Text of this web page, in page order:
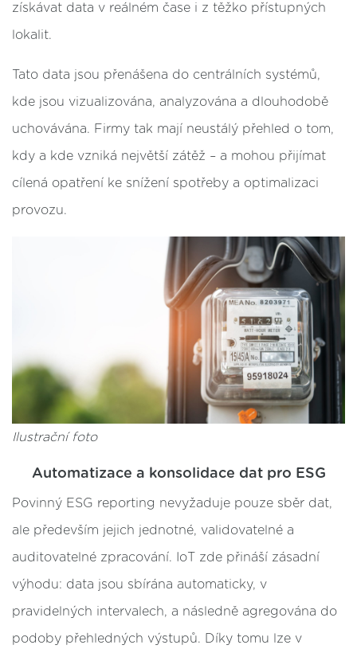
získávat data v reálném čase i z těžko přístupných
lokalit.
Tato data jsou přenášena do centrálních systémů,
kde jsou vizualizována, analyzována a dlouhodobě
uchovávána. Firmy tak mají neustálý přehled o tom,
kdy a kde vzniká největší zátěž – a mohou přijímat
cílená opatření ke snížení spotřeby a optimalizaci
provozu.
Ilustrační foto
Automatizace a konsolidace dat pro ESG
Povinný ESG reporting nevyžaduje pouze sběr dat,
ale především jejich jednotné, validovatelné a
auditovatelné zpracování. IoT zde přináší zásadní
výhodu: data jsou sbírána automaticky, v
pravidelných intervalech, a následně agregována do
podoby přehledných výstupů. Díky tomu lze v